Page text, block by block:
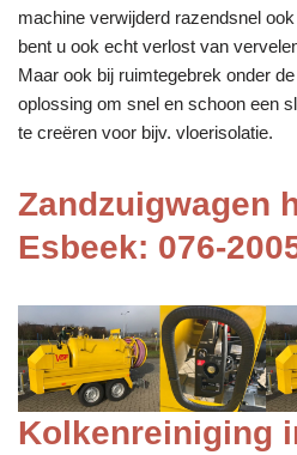
machine verwijderd razendsnel
bent u ook echt verlost van
Maar ook bij ruimtegebrek onder
oplossing om snel en schoon een
te creëren voor bijv. vloerisolatie.
Zandzuigwagen
Esbeek: 076-
Kolkenreiniging